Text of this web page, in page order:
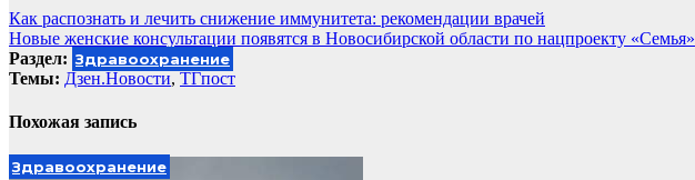
Навигация
по
записям
Как распознать и лечить снижение иммунитета: рекомендации врачей
Новые женские консультации появятся в Новосибирской области по нацпроекту «Семья»
Раздел: Здравоохранение
Темы: Дзен.Новости, ТГпост
Похожая запись
Здравоохранение